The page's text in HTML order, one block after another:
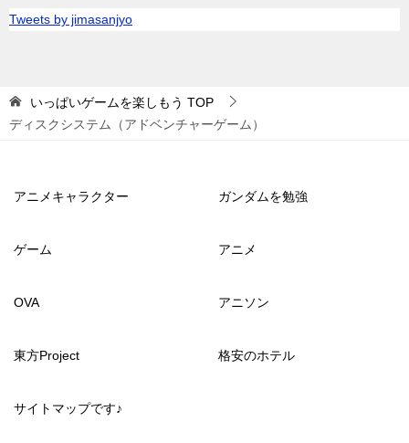
Tweets by jimasanjyo
いっぱいゲームを楽しもう TOP
ディスクシステム（アドベンチャーゲーム）
アニメキャラクター ガンダムを勉強
ゲーム アニメ
OVA アニソン
東方Project 格安のホテル
サイトマップです♪